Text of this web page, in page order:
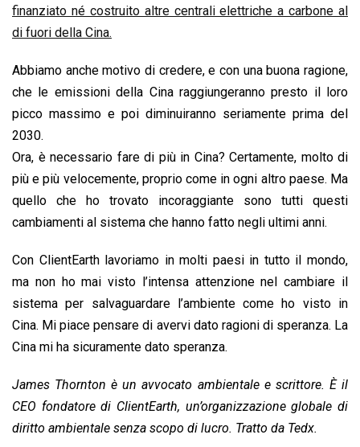
finanziato né costruito altre centrali elettriche a carbone al
di fuori della Cina.
Abbiamo anche motivo di credere, e con una buona ragione,
che le emissioni della Cina raggiungeranno presto il loro
picco massimo e poi diminuiranno seriamente prima del
2030.
Ora, è necessario fare di più in Cina? Certamente, molto di
più e più velocemente, proprio come in ogni altro paese. Ma
quello che ho trovato incoraggiante sono tutti questi
cambiamenti al sistema che hanno fatto negli ultimi anni.
Con ClientEarth lavoriamo in molti paesi in tutto il mondo,
ma non ho mai visto l’intensa attenzione nel cambiare il
sistema per salvaguardare l’ambiente come ho visto in
Cina. Mi piace pensare di avervi dato ragioni di speranza. La
Cina mi ha sicuramente dato speranza.
James Thornton è un avvocato ambientale e scrittore. È il
CEO fondatore di ClientEarth, un’organizzazione globale di
diritto ambientale senza scopo di lucro. Tratto da Tedx.